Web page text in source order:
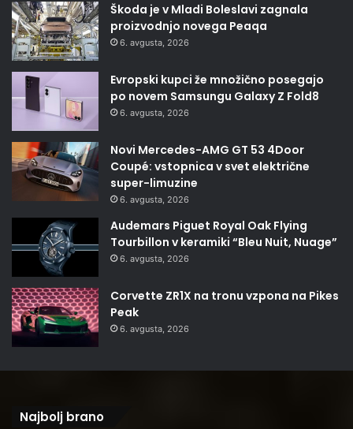
Škoda je v Mladi Boleslavi zagnala
proizvodnjo novega Peaqa
6. avgusta, 2026
Evropski kupci že množično posegajo
po novem Samsungu Galaxy Z Fold8
6. avgusta, 2026
Novi Mercedes-AMG GT 53 4Door
Coupé: vstopnica v svet električne
super-limuzine
6. avgusta, 2026
Audemars Piguet Royal Oak Flying
Tourbillon v keramiki “Bleu Nuit, Nuage”
6. avgusta, 2026
Corvette ZR1X na tronu vzpona na Pikes
Peak
6. avgusta, 2026
Najbolj brano